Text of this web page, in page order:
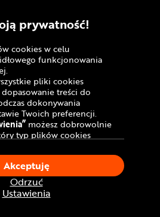
Terreno T90 G2.0
prywatność!
cookies w celu
funkcjonowania
pliki cookies
treści do
dokonywania
Twoich preferencji.
możesz dobrowolnie
typ plików cookies
, wyrażasz zgodę na
zgodnie z ustawieniami
możesz dokonać
klikając opcję
Ustawienia
Odrzuć
Akceptuję